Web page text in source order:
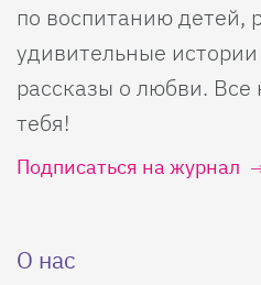
по воспитанию детей,
удивительные
рассказы о любви.
тебя!
Подписаться на журнал
О нас